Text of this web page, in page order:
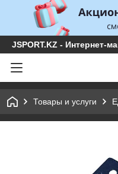
JSPORT.KZ - Интернет-
Товары и услуги